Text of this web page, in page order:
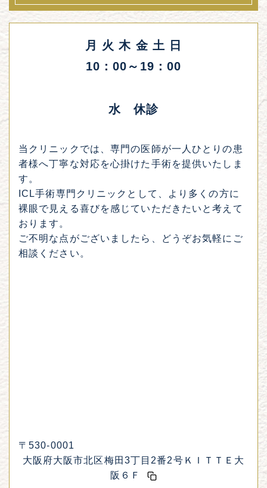
月 火 木 金 土 日
10：00～19：00
水 休診
当クリニックでは、専門の医師が一人ひとりの患
者様へ丁寧な対応を心掛けた手術を提供いたしま
す。
ICL手術専門クリニックとして、より多くの方に
裸眼で見える喜びを感じていただきたいと考えて
おります。
ご不明な点がございましたら、どうぞお気軽にご
相談ください。
〒530-0001
大阪府大阪市北区梅田3丁目2番2号ＫＩＴＴＥ大
阪６Ｆ